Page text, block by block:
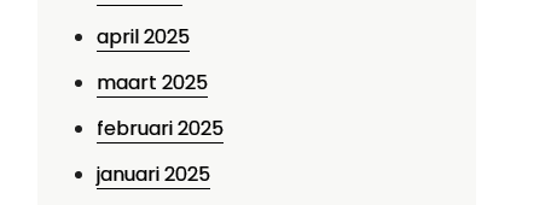
april 2025
maart 2025
februari 2025
januari 2025